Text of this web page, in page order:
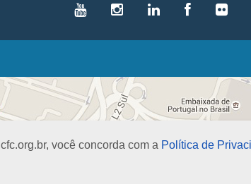
você concorda com a Política de
LEGISLAÇÃO
Decretos-Lei
Normas Brasileiras